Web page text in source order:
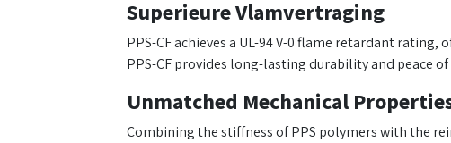
Superieure Vlamvertraging
PPS-CF achieves a UL-94 V-0 flame retardant
PPS-CF provides long-lasting durability and peace
Unmatched Mechanical
Combining the stiffness of PPS polymers with the